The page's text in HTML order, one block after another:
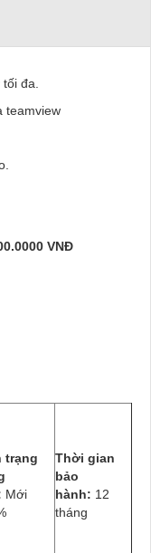
đa.
teamview
VNĐ
trạng
Mới
Thời gian
bảo
hành: 12
tháng